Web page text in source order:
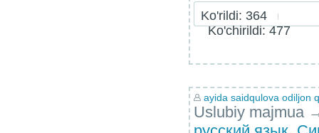
Ko'rildi: 364
Ko'chirildi: 477
ayida saidqulova odiljon
Uslubiy majmua